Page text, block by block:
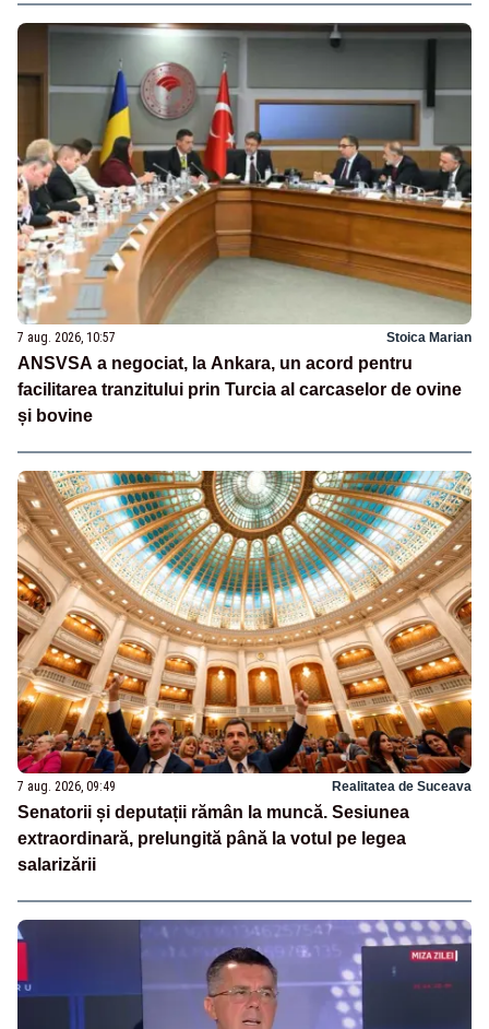
7 aug. 2026, 10:57 Stoica Marian
ANSVSA a negociat, la Ankara, un acord pentru
facilitarea tranzitului prin Turcia al carcaselor de ovine
și bovine
7 aug. 2026, 09:49 Realitatea de Suceava
Senatorii și deputații rămân la muncă. Sesiunea
extraordinară, prelungită până la votul pe legea
salarizării